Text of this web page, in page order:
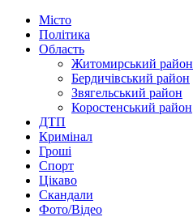
Місто
Політика
Область
Житомирський район
Бердичівський район
Звягельський район
Коростенський район
ДТП
Кримінал
Гроші
Спорт
Цікаво
Скандали
Фото/Відео